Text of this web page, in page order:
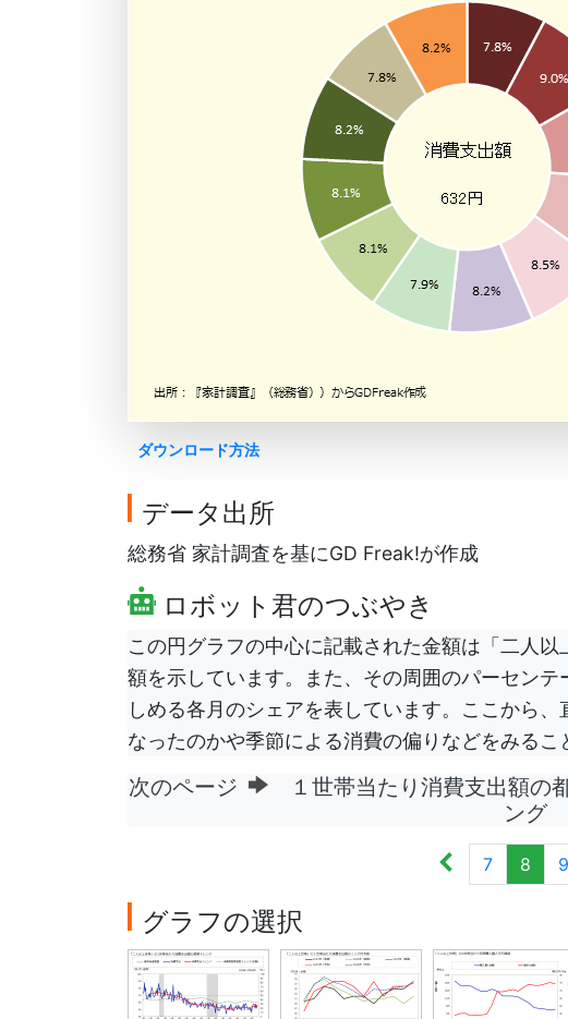
ダウンロード方法
データ出所
総務省 家計調査を基にGD Freak!が作成
ロボット君のつぶやき
この円グラフの中心に記載された金額は「二人
額を示しています。また、その周囲のパーセン
しめる各月のシェアを表しています。ここから
なったのかや季節による消費の偏りなどをみるこ
次のページ
１世帯当たり消費支出額の
ング
7 8 9
グラフの選択